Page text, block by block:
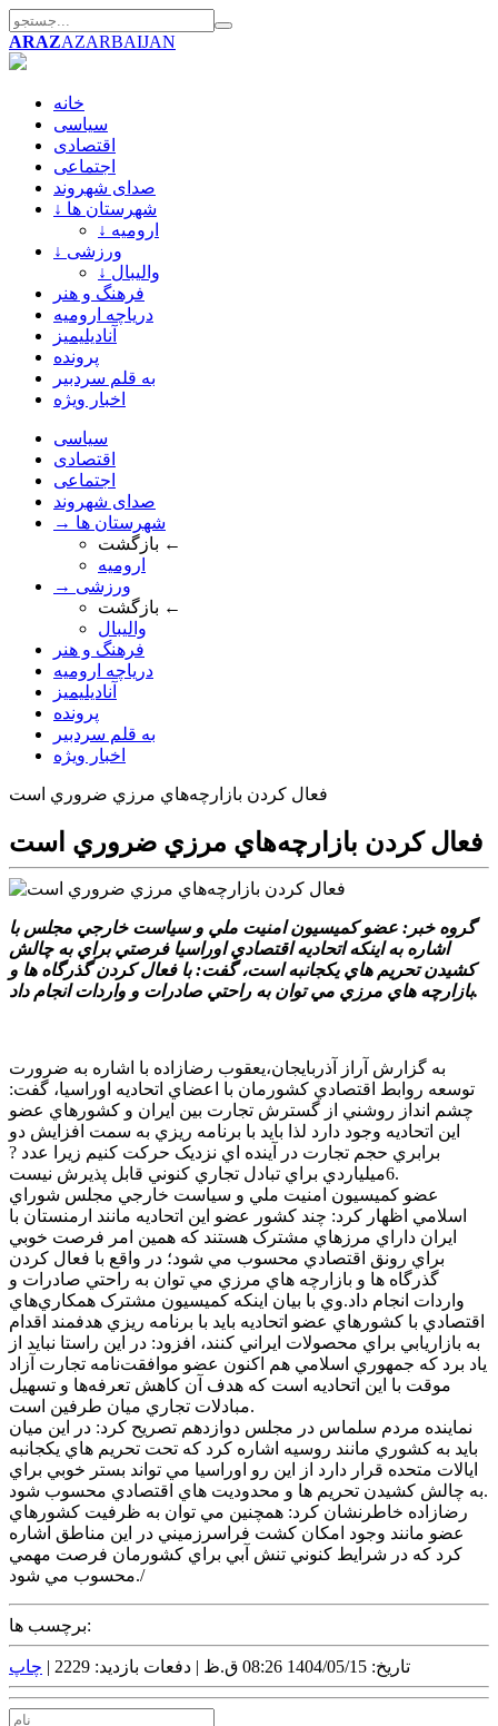
ARAZAZARBAIJAN
خانه
سیاسی
اقتصادی
اجتماعی
صدای شهروند
↓ شهرستان ها
↓ ارومیه
↓ ورزشی
↓ والیبال
فرهنگ و هنر
دریاچه ارومیه
آنادیلیمیز
پرونده
به قلم سردبیر
اخبار ویژه
سیاسی
اقتصادی
اجتماعی
صدای شهروند
→ شهرستان ها
بازگشت ←
ارومیه
→ ورزشی
بازگشت ←
والیبال
فرهنگ و هنر
دریاچه ارومیه
آنادیلیمیز
پرونده
به قلم سردبیر
اخبار ویژه
فعال کردن بازارچه‌هاي مرزي ضروري است
فعال کردن بازارچه‌هاي مرزي ضروري است
گروه خبر: عضو کميسيون امنيت ملي و سياست خارجي مجلس با
اشاره به اينکه اتحاديه اقتصادي اوراسيا فرصتي براي به چالش
کشيدن تحريم هاي يکجانبه است، گفت: با فعال کردن گذرگاه ها و
بازارچه هاي مرزي مي توان به راحتي صادرات و واردات انجام داد.
به گزارش آراز آذربايجان،يعقوب رضازاده با اشاره به ضرورت
توسعه روابط اقتصادي کشورمان با اعضاي اتحاديه اوراسيا، گفت:
چشم انداز روشني از گسترش تجارت بين ايران و کشورهاي عضو
اين اتحاديه وجود دارد لذا بايد با برنامه ريزي به سمت افزايش دو
برابري حجم تجارت در آينده اي نزديک حرکت کنيم زيرا عدد ?
6ميلياردي براي تبادل تجاري کنوني قابل پذيرش نيست.
عضو کميسيون امنيت ملي و سياست خارجي مجلس شوراي
اسلامي اظهار کرد: چند کشور عضو اين اتحاديه مانند ارمنستان با
ايران داراي مرزهاي مشترک هستند که همين امر فرصت خوبي
براي رونق اقتصادي محسوب مي شود؛ در واقع با فعال کردن
گذرگاه ها و بازارچه هاي مرزي مي توان به راحتي صادرات و
واردات انجام داد.وي با بيان اينکه کميسيون مشترک همکاري‌هاي
اقتصادي با کشورهاي عضو اتحاديه بايد با برنامه ريزي هدفمند اقدام
به بازاريابي براي محصولات ايراني کنند، افزود: در اين راستا نبايد از
ياد برد که جمهوري اسلامي هم اکنون عضو موافقت‌نامه تجارت آزاد
موقت با اين اتحاديه است که هدف آن کاهش تعرفه‌ها و تسهيل
مبادلات تجاري ميان طرفين است.
نماينده مردم سلماس در مجلس دوازدهم تصريح کرد: در اين ميان
بايد به کشوري مانند روسيه اشاره کرد که تحت تحريم هاي يکجانبه
ايالات متحده قرار دارد از اين رو اوراسيا مي تواند بستر خوبي براي
به چالش کشيدن تحريم ها و محدوديت هاي اقتصادي محسوب شود.
رضازاده خاطرنشان کرد: همچنين مي توان به ظرفيت کشورهاي
عضو مانند وجود امکان کشت فراسرزميني در اين مناطق اشاره
کرد که در شرايط کنوني تنش آبي براي کشورمان فرصت مهمي
محسوب مي شود./
برچسب ها:
تاریخ: 1404/05/15 08:26 ق.ظ | دفعات بازدید: 2229 | چاپ